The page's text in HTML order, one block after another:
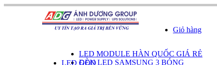
Giỏ hàng
LED MODULE HÀN QUỐC GIÁ RẺ
ĐÈN LED SAMSUNG 3 BÓNG
LED GOQ